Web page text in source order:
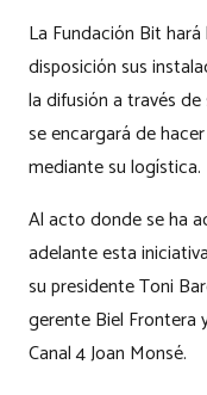
La Fundación Bit
disposición sus
la difusión a través
se encargará de
mediante su logística.
Al acto donde se ha
adelante esta
su presidente Toni
gerente Biel Frontera
Canal 4 Joan Monsé.